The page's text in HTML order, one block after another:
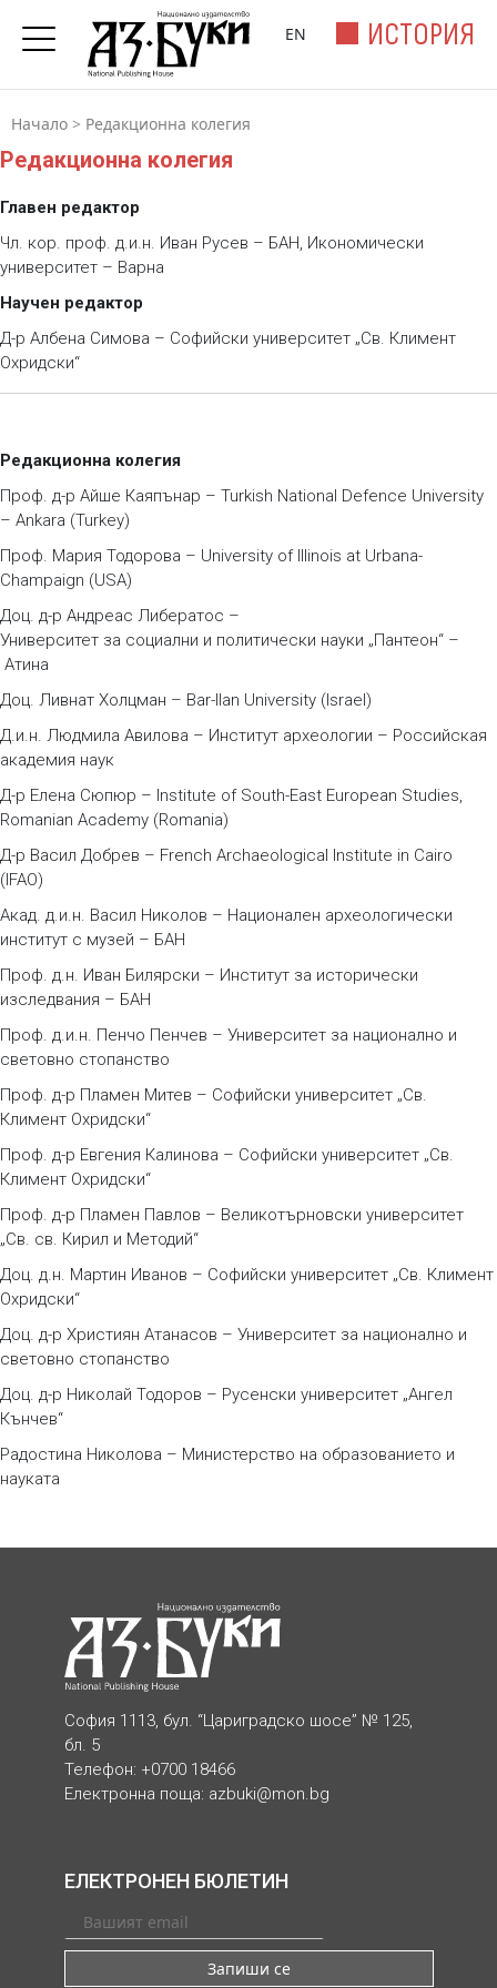
ИСТОРИЯ
EN
Начало > Редакционна колегия
Редакционна колегия
Главен редактор
Чл. кор. проф. д.и.н. Иван Русев – БАН, Икономически
университет – Варна
Научен редактор
Д-р Албена Симова – Софийски университет „Св. Климент
Охридски“
Редакционна колегия
Проф. д-р Aйше Каяпънар – Turkish National Defence University
– Ankara (Turkey)
Проф. Мария Тодорова – University of Illinois at Urbana-
Champaign (USA)
Доц. д-р Андреас Либератос –
Университет за социални и политически науки „Пантеон“ –
Атина
Доц. Ливнат Холцман – Bar-Ilan University (Israel)
Д.и.н. Людмила Авилова – Институт археологии – Российская
академия наук
Д-р Елена Сюпюр – Institute of South-East European Studies,
Romanian Academy (Romania)
Д-р Васил Добрев – French Archaeological Institute in Cairo
(IFAO)
Акад. д.и.н. Васил Николов – Национален археологически
институт с музей – БАН
Проф. д.н. Иван Билярски – Институт за исторически
изследвания – БАН
Проф. д.и.н. Пенчо Пенчев – Университет за национално и
световно стопанство
Проф. д-р Пламен Митев – Софийски университет „Св.
Климент Охридски“
Проф. д-р Евгения Калинова – Софийски университет „Св.
Климент Охридски“
Проф. д-р Пламен Павлов – Великотърновски университет
„Св. св. Кирил и Методий“
Доц. д.н. Мартин Иванов – Софийски университет „Св. Климент
Охридски“
Доц. д-р Християн Атанасов – Университет за национално и
световно стопанство
Доц. д-р Николай Тодоров – Русенски университет „Ангел
Кънчев“
Радостина Николова – Министерство на образованието и
науката
София 1113, бул. “Цариградско шосе” № 125,
бл. 5
Телефон: +0700 18466
Електронна поща: azbuki@mon.bg
ЕЛЕКТРОНЕН БЮЛЕТИН
Запиши се